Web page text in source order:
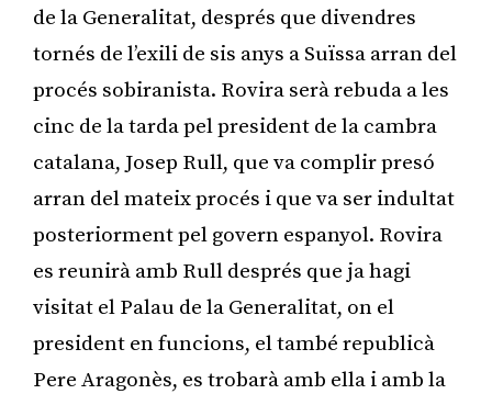
de la Generalitat, després que divendres
tornés de l’exili de sis anys a Suïssa arran del
procés sobiranista. Rovira serà rebuda a les
cinc de la tarda pel president de la cambra
catalana, Josep Rull, que va complir presó
arran del mateix procés i que va ser indultat
posteriorment pel govern espanyol. Rovira
es reunirà amb Rull després que ja hagi
visitat el Palau de la Generalitat, on el
president en funcions, el també republicà
Pere Aragonès, es trobarà amb ella i amb la